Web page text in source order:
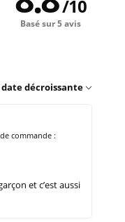
/10
Basé sur 5 avis
date décroissante
commande :
et c’est aussi